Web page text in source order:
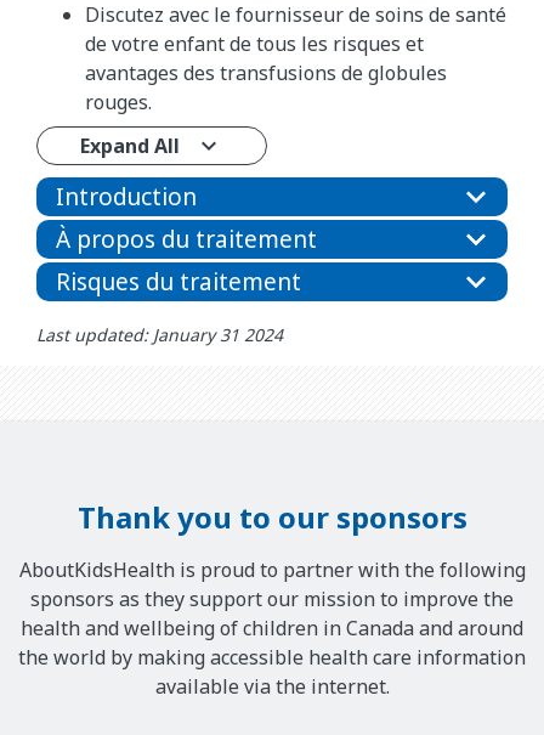
Discutez avec le fournisseur de soins de santé
de votre enfant de tous les risques et
avantages des transfusions de globules
rouges.
Expand All
Introduction
À propos du traitement
Risques du traitement
Last updated: January 31 2024
Thank you to our sponsors
AboutKidsHealth is proud to partner with the following
sponsors as they support our mission to improve the
health and wellbeing of children in Canada and around
the world by making accessible health care information
available via the internet.